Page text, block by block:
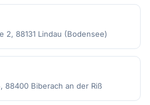
2, 88131 Lindau (Bodensee)
88400 Biberach an der Riß